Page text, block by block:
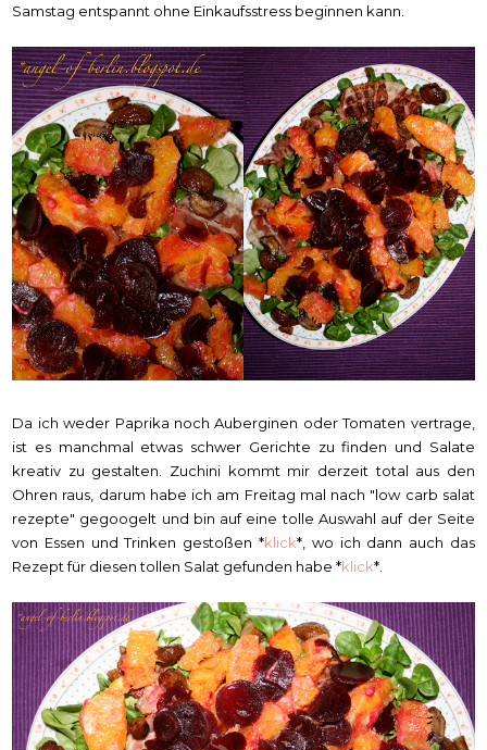
Samstag entspannt ohne Einkaufsstress beginnen kann.
Da ich weder Paprika noch Auberginen oder Tomaten vertrage,
ist es manchmal etwas schwer Gerichte zu finden und Salate
kreativ zu gestalten. Zuchini kommt mir derzeit total aus den
Ohren raus, darum habe ich am Freitag mal nach "low carb salat
rezepte" gegoogelt und bin auf eine tolle Auswahl auf der Seite
von Essen und Trinken gestoßen *klick*, wo ich dann auch das
Rezept für diesen tollen Salat gefunden habe *klick*.